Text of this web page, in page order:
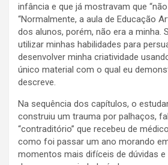
infância e que já mostravam que
“Normalmente, a aula de Educação
dos alunos, porém, não era a minha.
utilizar minhas habilidades para
desenvolver minha criatividade
único material com o qual eu
descreve.
Na sequência dos capítulos, o
construiu um trauma por palhaços,
“contraditório” que recebeu de
como foi passar um ano morando
momentos mais difíceis de dúvidas